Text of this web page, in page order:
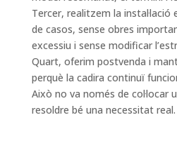
Tercer, realitzem la instal·lació
de casos, sense obres
excessiu i sense modificar
Quart, oferim postvenda i
perquè la cadira continuï
Això no va només de col·locar
resoldre bé una necessitat real.